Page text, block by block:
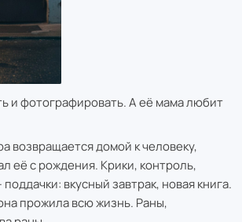
и фотографировать. А её мама любит
возвращается домой к человеку,
её с рождения. Крики, контроль,
вкусный завтрак, новая книга.
прожила всю жизнь. Раны,